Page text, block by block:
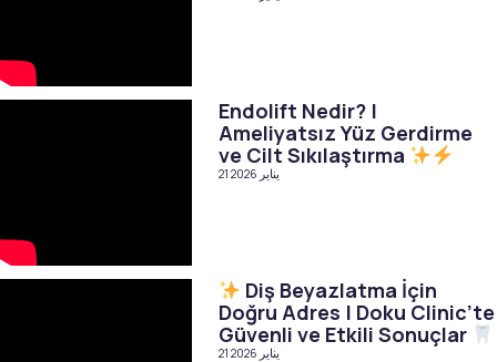
Endolift Nedir? |
Ameliyatsız Yüz Gerdirme
ve Cilt Sıkılaştırma
21 يناير 2026
Diş Beyazlatma İçin
Doğru Adres | Doku Clinic’te
Güvenli ve Etkili Sonuçlar
21 يناير 2026